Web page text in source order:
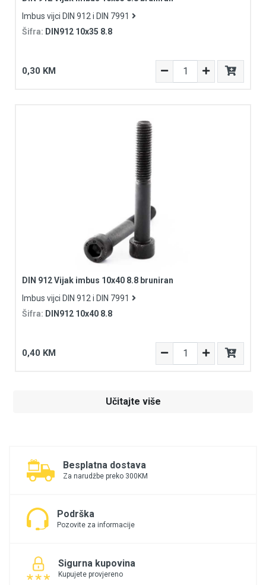
Imbus vijci DIN 912 i DIN 7991
Šifra: DIN912 10x35 8.8
0,30 KM
DIN 912 Vijak imbus 10x40 8.8 bruniran
Imbus vijci DIN 912 i DIN 7991
Šifra: DIN912 10x40 8.8
0,40 KM
Učitajte više
Besplatna dostava
Za narudžbe preko 300KM
Podrška
Pozovite za informacije
Sigurna kupovina
Kupujete provjereno